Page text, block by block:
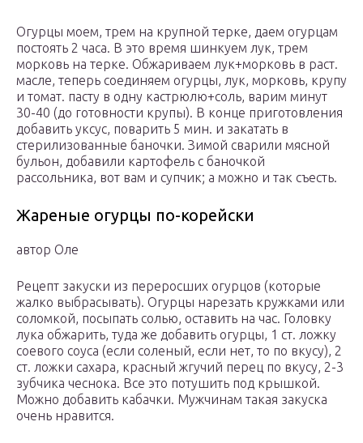
Огурцы моем, трем на крупной терке, даем огурцам
постоять 2 часа. В это время шинкуем лук, трем
морковь на терке. Обжариваем лук+морковь в раст.
масле, теперь соединяем огурцы, лук, морковь, крупу
и томат. пасту в одну кастрюлю+соль, варим минут
30-40 (до готовности крупы). В конце приготовления
добавить уксус, поварить 5 мин. и закатать в
стерилизованные баночки. Зимой сварили мясной
бульон, добавили картофель с баночкой
рассольника, вот вам и супчик; а можно и так съесть.
Жареные огурцы по-корейски
автор Оле
Рецепт закуски из переросших огурцов (которые
жалко выбрасывать). Огурцы нарезать кружками или
соломкой, посыпать солью, оставить на час. Головку
лука обжарить, туда же добавить огурцы, 1 ст. ложку
соевого соуса (если соленый, если нет, то по вкусу), 2
ст. ложки сахара, красный жгучий перец по вкусу, 2-3
зубчика чеснока. Все это потушить под крышкой.
Можно добавить кабачки. Мужчинам такая закуска
очень нравится.